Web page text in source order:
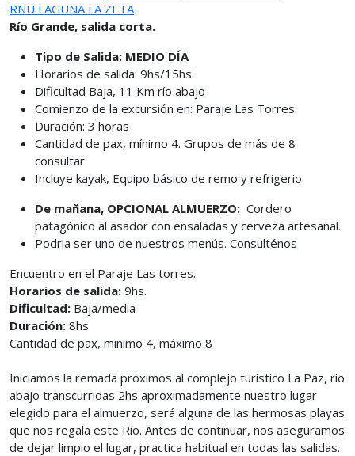
RNU LAGUNA LA ZETA
Río Grande, salida corta.
Tipo de Salida: MEDIO DÍA
Horarios de salida: 9hs/15hs.
Dificultad Baja, 11 Km río abajo
Comienzo de la excursión en: Paraje Las Torres
Duración: 3 horas
Cantidad de pax, mínimo 4. Grupos de más de 8
consultar
Incluye kayak, Equipo básico de remo y refrigerio
De mañana, OPCIONAL ALMUERZO: Cordero
patagónico al asador con ensaladas y cerveza artesanal.
Podria ser uno de nuestros menús. Consulténos
Encuentro en el Paraje Las torres.
Horarios de salida: 9hs.
Dificultad: Baja/media
Duración: 8hs
Cantidad de pax, minimo 4, máximo 8
Iniciamos la remada próximos al complejo turistico La Paz, rio
abajo transcurridas 2hs aproximadamente nuestro lugar
elegido para el almuerzo, será alguna de las hermosas playas
que nos regala este Río. Antes de continuar, nos aseguramos
de dejar limpio el lugar, practica habitual en todas las salidas.